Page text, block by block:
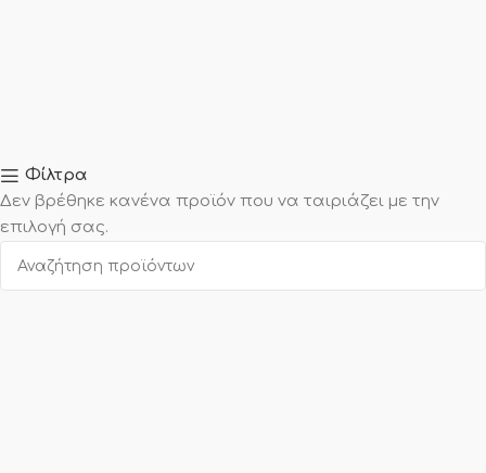
Φίλτρα
Δεν βρέθηκε κανένα προϊόν που να ταιριάζει με την
επιλογή σας.